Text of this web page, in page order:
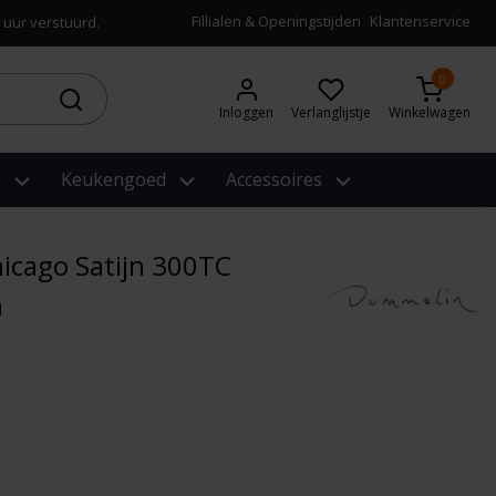
verstuurd. Fillialen & Openingstijden Klantenservice
Inloggen Verlanglijstje
0
Winkelwagen
Keukengoed Accessoires
Satijn 300TC